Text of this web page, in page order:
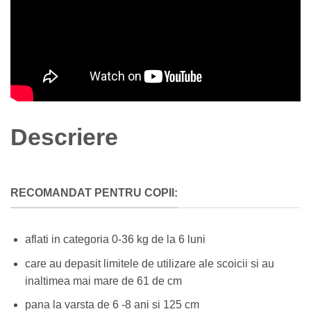
Descriere
RECOMANDAT PENTRU COPII:
aflati in categoria 0-36 kg de la 6 luni
care au depasit limitele de utilizare ale scoicii si au
inaltimea mai mare de 61 de cm
pana la varsta de 6 -8 ani si 125 cm